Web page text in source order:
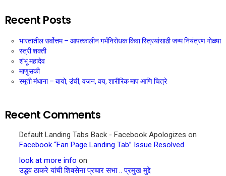
Recent Posts
भारतातील सर्वोत्तम – आपत्कालीन गर्भनिरोधक किंवा स्त्रियांसाठी जन्म नियंत्रण गोळ्या
स्त्री शक्ती
शंभू महादेव
माणुसकी
स्मृती मंधाना – बायो, उंची, वजन, वय, शारीरिक माप आणि चित्रे
Recent Comments
Default Landing Tabs Back - Facebook Apologizes on
Facebook “Fan Page Landing Tab” Issue Resolved
look at more info on
उद्धव ठाकरे यांची शिवसेना प्रचार सभा .. प्रमुख मुद्दे